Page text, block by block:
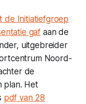
de Initiatiefgroep
gaf aan de
uitgebreider
Noord-
de
plan. Het
pdf van 28